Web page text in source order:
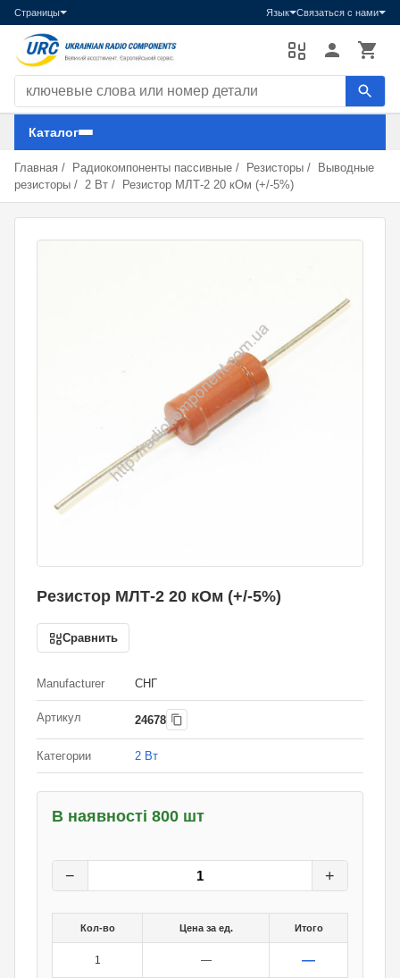
Страницы Язык Связаться с нами
Каталог
Главная / Радиокомпоненты пассивные / Резисторы /
Выводные
резисторы / 2 Вт / Резистор МЛТ-2 20 кОм (+/-5%)
Резистор МЛТ-2 20 кОм (+/-5%)
Сравнить
Manufacturer СНГ
Артикул 24678
Категории 2 Вт
В наявності 800 шт
− +
Кол-во Цена за ед. Итого
1 — —